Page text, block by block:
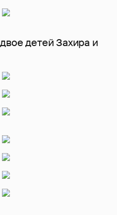
детей Захира и